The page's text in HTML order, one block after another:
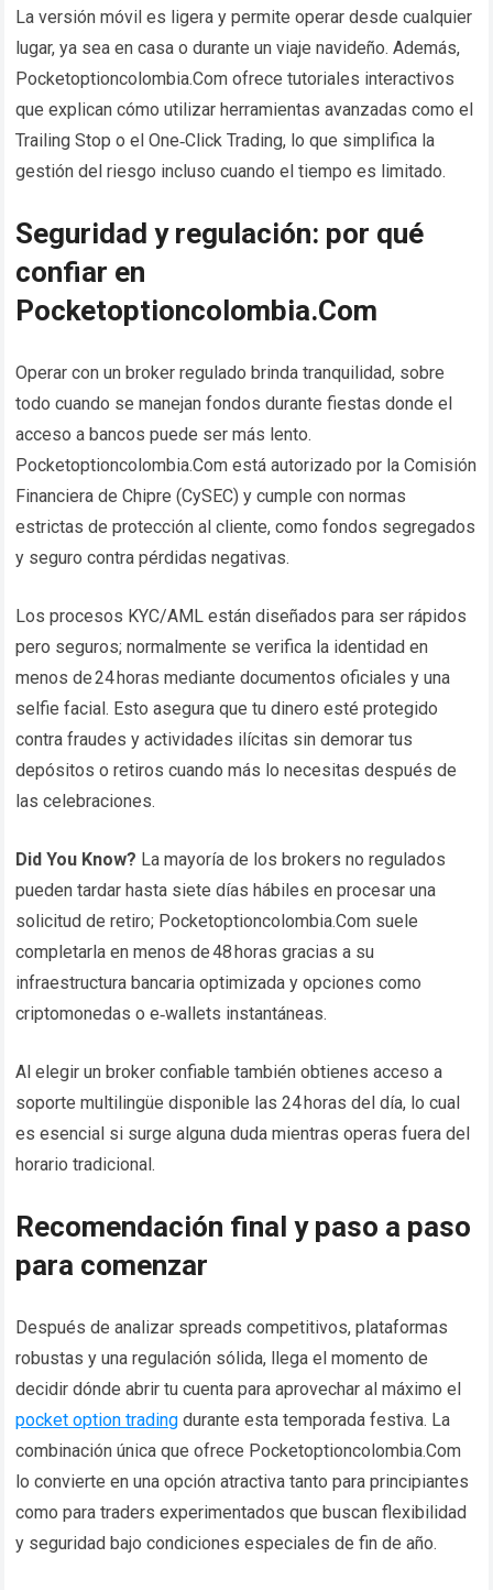
La versión móvil es ligera y permite operar desde cualquier
lugar, ya sea en casa o durante un viaje navideño. Además,
Pocketoptioncolombia.Com ofrece tutoriales interactivos
que explican cómo utilizar herramientas avanzadas como el
Trailing Stop o el One‑Click Trading, lo que simplifica la
gestión del riesgo incluso cuando el tiempo es limitado.
Seguridad y regulación: por qué
confiar en
Pocketoptioncolombia.Com
Operar con un broker regulado brinda tranquilidad, sobre
todo cuando se manejan fondos durante fiestas donde el
acceso a bancos puede ser más lento.
Pocketoptioncolombia.Com está autorizado por la Comisión
Financiera de Chipre (CySEC) y cumple con normas
estrictas de protección al cliente, como fondos segregados
y seguro contra pérdidas negativas.
Los procesos KYC/AML están diseñados para ser rápidos
pero seguros; normalmente se verifica la identidad en
menos de 24 horas mediante documentos oficiales y una
selfie facial. Esto asegura que tu dinero esté protegido
contra fraudes y actividades ilícitas sin demorar tus
depósitos o retiros cuando más lo necesitas después de
las celebraciones.
Did You Know? La mayoría de los brokers no regulados
pueden tardar hasta siete días hábiles en procesar una
solicitud de retiro; Pocketoptioncolombia.Com suele
completarla en menos de 48 horas gracias a su
infraestructura bancaria optimizada y opciones como
criptomonedas o e‑wallets instantáneas.
Al elegir un broker confiable también obtienes acceso a
soporte multilingüe disponible las 24 horas del día, lo cual
es esencial si surge alguna duda mientras operas fuera del
horario tradicional.
Recomendación final y paso a paso
para comenzar
Después de analizar spreads competitivos, plataformas
robustas y una regulación sólida, llega el momento de
decidir dónde abrir tu cuenta para aprovechar al máximo el
pocket option trading durante esta temporada festiva. La
combinación única que ofrece Pocketoptioncolombia.Com
lo convierte en una opción atractiva tanto para principiantes
como para traders experimentados que buscan flexibilidad
y seguridad bajo condiciones especiales de fin de año.